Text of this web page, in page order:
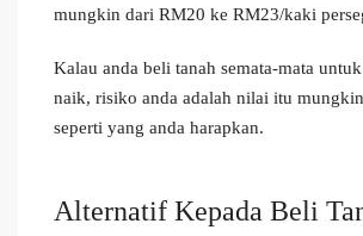
mungkin dari RM20 ke RM23/kaki
Kalau anda beli tanah semata-mata
naik, risiko anda adalah nilai itu
seperti yang anda harapkan.
Alternatif Kepada Beli